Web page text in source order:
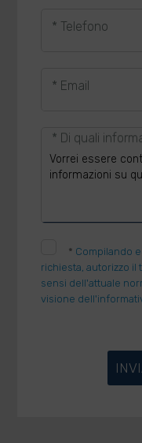
* Telefono
* Email
* Di quali
* Compilando
richiesta, autorizzo il
sensi dell'attuale
visione